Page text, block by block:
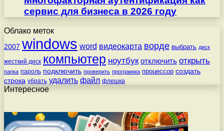
сервис для бизнеса в 2026 году
Облако меток
2007 windows word видеокарта ворде выбрать диск
жесткий диск компьютер ноутбук отключить открыть
папка пароль подключить проверить программа процессор создать
строка убрать удалить файл флешка
Интересное